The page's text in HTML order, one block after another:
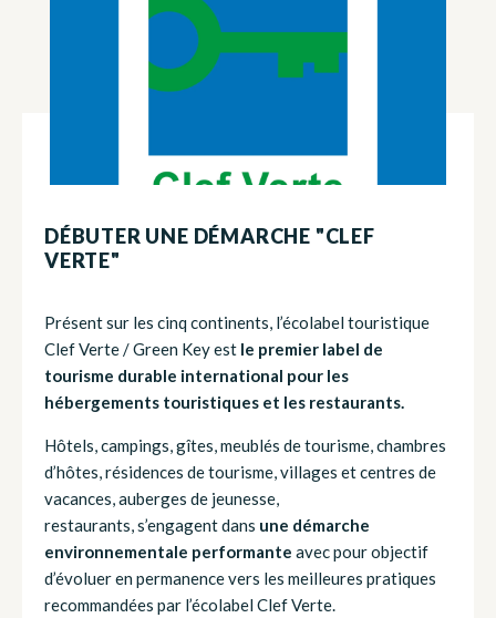
DÉBUTER UNE DÉMARCHE "CLEF
VERTE"
Présent sur les cinq continents, l’écolabel touristique
Clef Verte / Green Key est le premier label de
tourisme durable international pour les
hébergements touristiques et les restaurants.
Hôtels, campings, gîtes, meublés de tourisme, chambres
d’hôtes, résidences de tourisme, villages et centres de
vacances, auberges de jeunesse,
restaurants, s’engagent dans une démarche
environnementale performante avec pour objectif
d’évoluer en permanence vers les meilleures pratiques
recommandées par l’écolabel Clef Verte.